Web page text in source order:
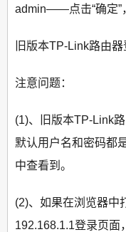
admin——点击“确定”
旧版本TP-Link路由
注意问题：
(1)、旧版本TP-Link
默认用户名和密码都
中查看到。
(2)、如果在浏览器中
192.168.1.1登录页面